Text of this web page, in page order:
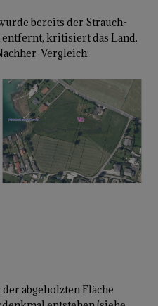
bereits der Strauch-
kritisiert das Land.
Vergleich:
abgeholzten Fläche